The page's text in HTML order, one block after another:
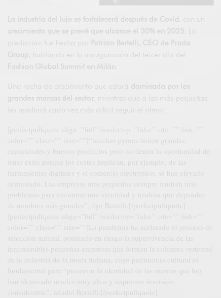
La industria del lujo se fortalecerá después de Covid
crecimiento que se prevé que alcance el 30% en 2025 . La
predicción fue hecha por
Patrizio Bertelli, CEO de Prada
Group , hablando en la inauguración del tercer día del
Fashion Global Summit en Milán
Una racha de crecimiento que estará dominada por las
grandes marcas del sector , mientras que a las más pequeñas
les resultará cada vez más difícil seguir el ritmo:
[perfectpullquote align=”full” bordertop=”false” cite=”” link=””
color=”” class=”” size=””]“muchas pymes tienen grandes
capacidades y buenos productos pero no tienen la oportunidad de
tener éxito porque los costes implican, por ejemplo, de las
herramientas digitales y el comercio electrónico, se han elevado
demasiado. Las empresas más pequeñas siempre tendrán más
problemas para encontrar una identidad y tendrán que depender
de nombres más grandes”, dijo Bertelli.[/perfectpullquote]
[perfectpullquote align=”full” bordertop=”false” cite=”” link=””
color=”” class=”” size=””]La pandemia ha acelerado el proceso de
selección natural, poniendo en riesgo la supervivencia de las
innumerables pequeñas empresas que forman la columna vertebral
de la industria de la moda italiana, cuyo patrimonio cultural es
fundamental para “preservar la identidad de las marcas que hoy
han alcanzado niveles muy altos y requieren inversión
considerable”, añadió Bertelli.[/perfectpullquote]